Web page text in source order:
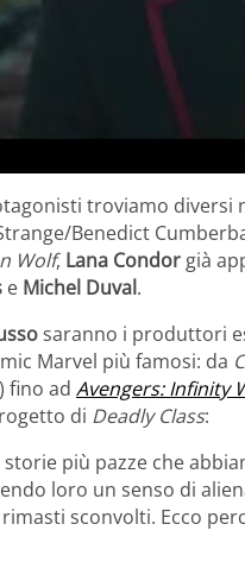
troviamo
Benedict
Wolf, Lana Condor già
e Michel Duval.
saranno i produttori
Marvel più famosi: da
fino ad Avengers: Infinity
di Deadly Class:
storie più pazze che
loro un senso di
sconvolti. Ecco